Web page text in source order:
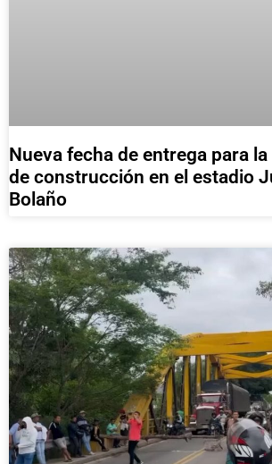
Nueva fecha de entrega para
de construcción en el estadio
Bolaño